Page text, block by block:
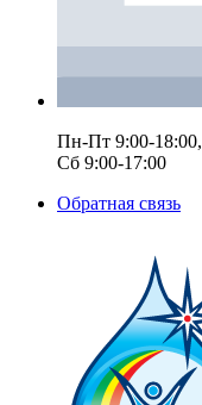
Пн-Пт 9:00-18:00,
Сб 9:00-17:00
Обратная связь